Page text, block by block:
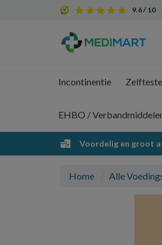
9.6 / 10
Incontinentie
EHBO /
Voordelig en groot
Home Alle